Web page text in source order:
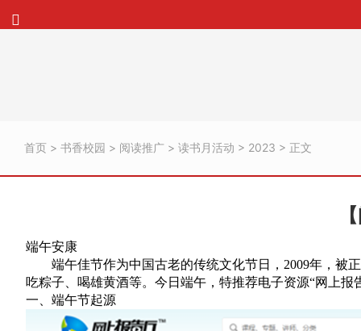
首页 > 书香校园 > 阅读推广 > 读书月活动 > 2023 > 正文
端午安康
端午佳节作为中国古老的传统文化节日，2009年，被
吃粽子、喝雄黄酒等。今日端午，特推荐电子资源“网上
一、端午节起源